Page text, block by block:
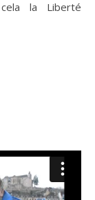
la Liberté